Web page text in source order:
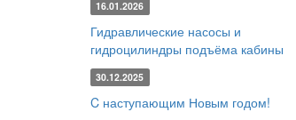
16.01.2026
Гидравлические насосы и
гидроцилиндры подъёма кабины
30.12.2025
C наступающим Новым годом!